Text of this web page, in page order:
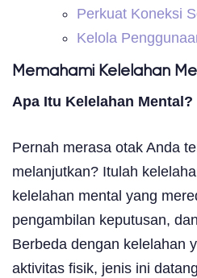
Perkuat Koneksi
Kelola
Memahami Kelelahan
Apa Itu Kelelahan Mental?
Pernah merasa otak Anda
melanjutkan? Itulah
kelelahan mental yang
pengambilan keputusan,
Berbeda dengan kelelahan
aktivitas fisik, jenis ini